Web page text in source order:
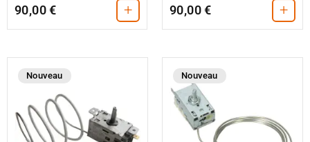
90,00 € + 90,00 € +
Nouveau Nouveau